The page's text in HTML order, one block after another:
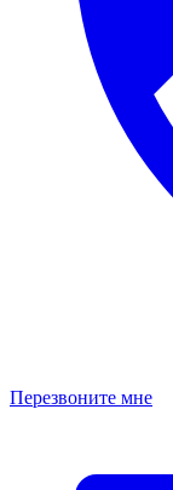
Перезвоните мне